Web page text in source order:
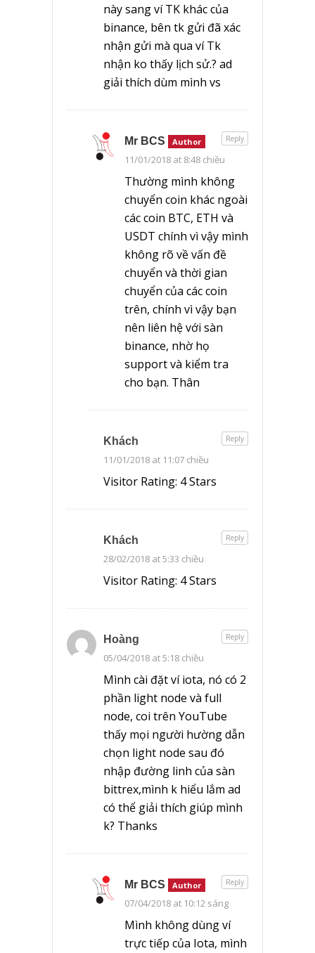
này sang ví TK khác của
binance, bên tk gửi đã xác
nhận gửi mà qua ví Tk
nhận ko thấy lịch sử.? ad
giải thích dùm mình vs
Mr BCS Author
11/01/2018 at 8:48 chiều
Thường mình không
chuyển coin khác ngoài
các coin BTC, ETH và
USDT chính vì vậy mình
không rõ về vấn đề
chuyển và thời gian
chuyển của các coin
trên, chính vì vậy bạn
nên liên hệ với sàn
binance, nhờ họ
support và kiểm tra
cho bạn. Thân
Reply
Khách
11/01/2018 at 11:07 chiều
Visitor Rating: 4 Stars
Reply
Khách
28/02/2018 at 5:33 chiều
Visitor Rating: 4 Stars
Reply
Hoàng
05/04/2018 at 5:18 chiều
Mình cài đặt ví iota, nó có 2
phần light node và full
node, coi trên YouTube
thấy mọi người hường dẫn
chọn light node sau đó
nhập đường linh của sàn
bittrex,mình k hiểu lắm ad
có thể giải thích giúp mình
k? Thanks
Reply
Mr BCS Author
07/04/2018 at 10:12 sáng
Mình không dùng ví
trực tiếp của Iota, mình
Reply